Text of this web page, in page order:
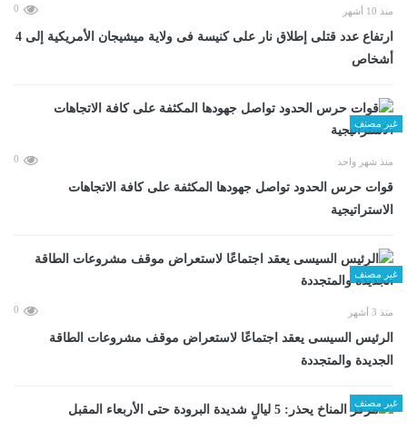
منذ 10 أشهر 0
ارتفاع عدد قتلى إطلاق نار على كنيسة فى ولاية ميشيجان الأمريكية إلى 4
أشخاص
غير مصنف
منذ شهر واحد 0
قوات حرس الحدود تواصل جهودها المكثفة على كافة الاتجاهات
الاستراتيجية
غير مصنف
منذ 3 أشهر 0
الرئيس السيسى يعقد اجتماعًا لاستعراض موقف مشروعات الطاقة
الجديدة والمتجددة
غير مصنف